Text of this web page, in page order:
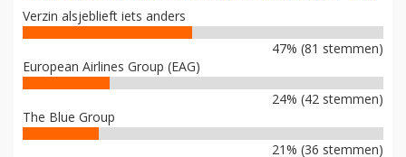
Verzin alsjeblieft iets anders
47% (81 stemmen)
European Airlines Group (EAG)
24% (42 stemmen)
The Blue Group
21% (36 stemmen)